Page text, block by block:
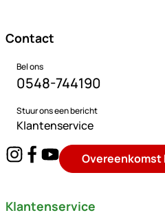
Contact
Bel ons
0548-744190
Stuur ons een bericht
Klantenservice
Overeenkomst
Klantenservice